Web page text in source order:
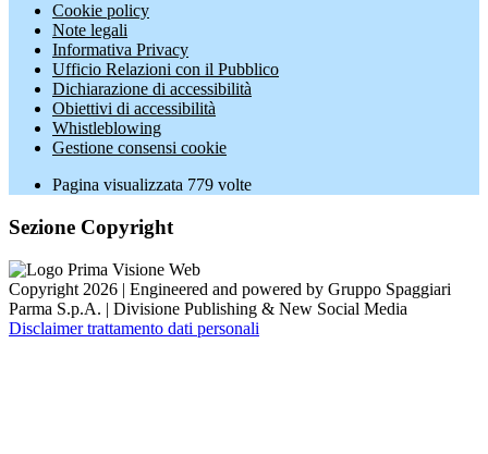
Cookie policy
Note legali
Informativa Privacy
Ufficio Relazioni con il Pubblico
Dichiarazione di accessibilità
Obiettivi di accessibilità
Whistleblowing
Gestione consensi cookie
Pagina visualizzata 779 volte
Sezione Copyright
Copyright 2026 | Engineered and powered by Gruppo Spaggiari
Parma S.p.A. | Divisione Publishing & New Social Media
Disclaimer trattamento dati personali